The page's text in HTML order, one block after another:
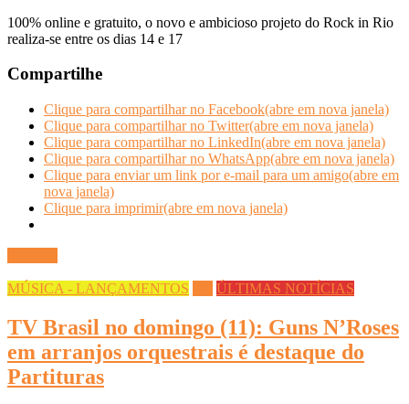
100% online e gratuito, o novo e ambicioso projeto do Rock in Rio
realiza-se entre os dias 14 e 17
Compartilhe
Clique para compartilhar no Facebook(abre em nova janela)
Clique para compartilhar no Twitter(abre em nova janela)
Clique para compartilhar no LinkedIn(abre em nova janela)
Clique para compartilhar no WhatsApp(abre em nova janela)
Clique para enviar um link por e-mail para um amigo(abre em
nova janela)
Clique para imprimir(abre em nova janela)
MÚSICA - LANÇAMENTOS ÚLTIMAS NOTÍCIAS
TV Brasil no domingo (11): Guns N’Roses
em arranjos orquestrais é destaque do
Partituras